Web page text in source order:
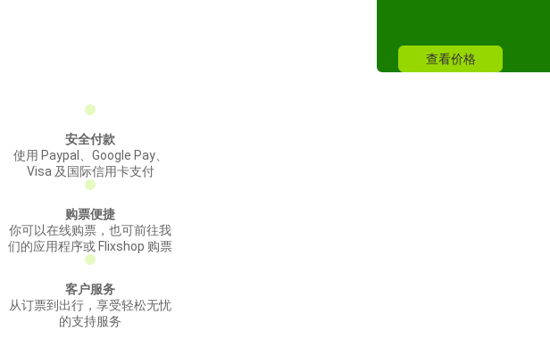
查看价格
安全付款
使用 Paypal、Google Pay、
Visa 及国际信用卡支付
购票便捷
你可以在线购票，也可前往我
们的应用程序或 Flixshop 购票
客户服务
从订票到出行，享受轻松无忧
的支持服务